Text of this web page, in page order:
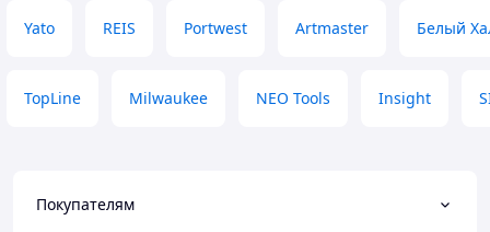
Yato REIS Portwest Artmaster Белый
TopLine Milwaukee NEO Tools Insight
Покупателям